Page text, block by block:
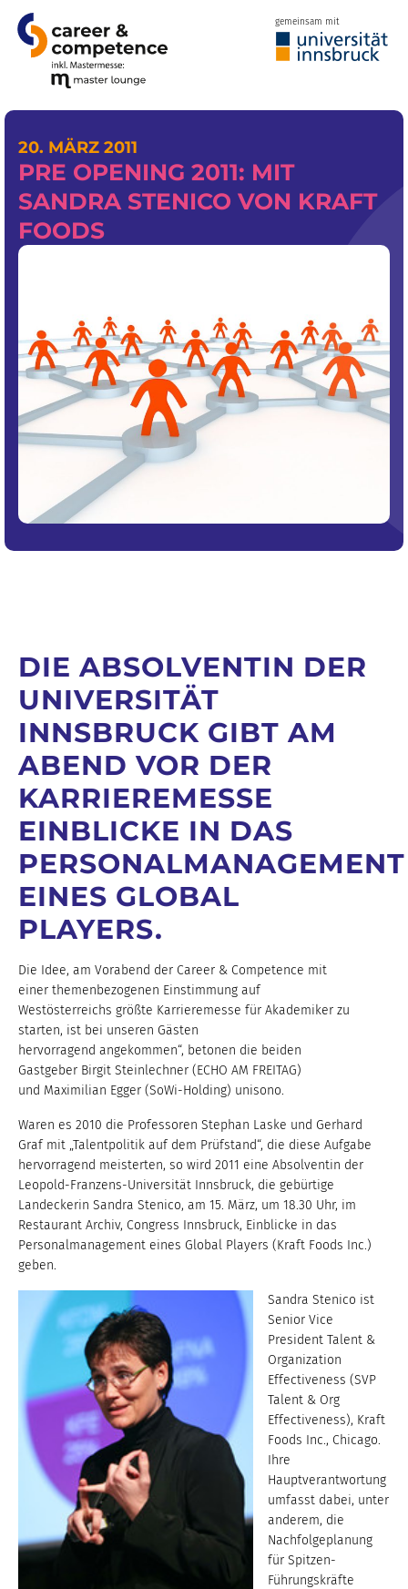
gemeinsam mit
20. MÄRZ 2011
PRE OPENING 2011: MIT
SANDRA STENICO VON KRAFT
FOODS
DIE ABSOLVENTIN DER
UNIVERSITÄT
INNSBRUCK GIBT AM
ABEND VOR DER
KARRIEREMESSE
EINBLICKE IN DAS
PERSONALMANAGEMENT
EINES GLOBAL
PLAYERS.
Die Idee, am Vorabend der Career & Competence mit
einer themenbezogenen Einstimmung auf
Westösterreichs größte Karrieremesse für Akademiker zu
starten, ist bei unseren Gästen
hervorragend angekommen“, betonen die beiden
Gastgeber Birgit Steinlechner (ECHO AM FREITAG)
und Maximilian Egger (SoWi-Holding) unisono.
Waren es 2010 die Professoren Stephan Laske und Gerhard
Graf mit „Talentpolitik auf dem Prüfstand“, die diese Aufgabe
hervorragend meisterten, so wird 2011 eine Absolventin der
Leopold-Franzens-Universität Innsbruck, die gebürtige
Landeckerin Sandra Stenico, am 15. März, um 18.30 Uhr, im
Restaurant Archiv, Congress Innsbruck, Einblicke in das
Personalmanagement eines Global Players (Kraft Foods Inc.)
geben.
Sandra Stenico ist
Senior Vice
President Talent &
Organization
Effectiveness (SVP
Talent & Org
Effectiveness), Kraft
Foods Inc., Chicago.
Ihre
Hauptverantwortung
umfasst dabei, unter
anderem, die
Nachfolgeplanung
für Spitzen-
Führungskräfte